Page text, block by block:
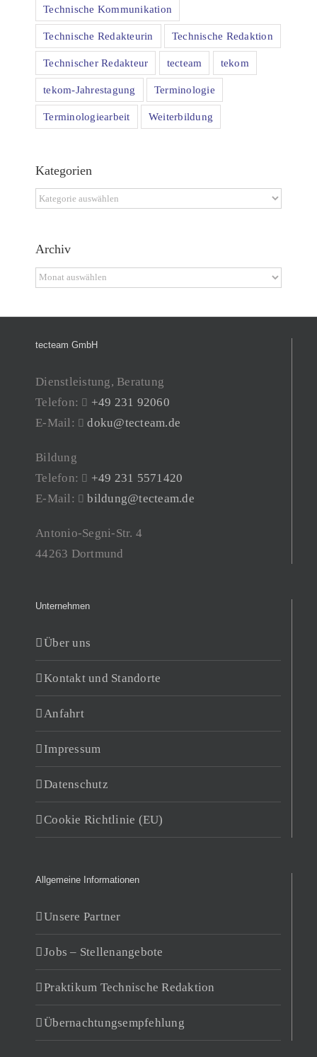
Technische Kommunikation
Technische Redakteurin Technische Redaktion
Technischer Redakteur tecteam tekom
tekom-Jahrestagung Terminologie
Terminologiearbeit Weiterbildung
Kategorien
Kategorien
Archiv
Archiv
tecteam GmbH
Dienstleistung, Beratung
Telefon:
+49 231 92060
E-Mail:
doku@tecteam.de
Bildung
Telefon:
+49 231 5571420
E-Mail:
bildung@tecteam.de
Antonio-Segni-Str. 4
44263 Dortmund
Unternehmen
Über uns
Kontakt und Standorte
Anfahrt
Impressum
Datenschutz
Cookie Richtlinie (EU)
Allgemeine Informationen
Unsere Partner
Jobs – Stellenangebote
Praktikum Technische Redaktion
Übernachtungsempfehlung